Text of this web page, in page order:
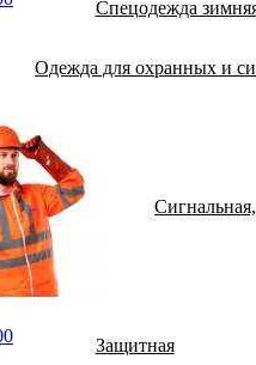
Спецодежда
Одежда для охранных и
Защитная